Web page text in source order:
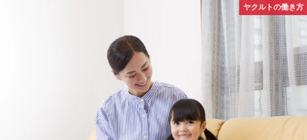
ヤクルトの働き方